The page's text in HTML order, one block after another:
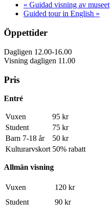
« Guidad visning av museet
Guided tour in English »
Öppettider
Dagligen 12.00-16.00
Visning dagligen 11.00
Pris
Entré
Vuxen
95 kr
Student
75 kr
Barn 7-18 år
50 kr
Kulturarvskort 50% rabatt
Allmän visning
Vuxen
120 kr
Student
90 kr